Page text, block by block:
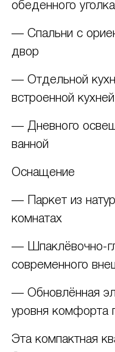
обеденного уголка
— Спальни с
двор
— Отдельной
встроенной кухней
— Дневного
ванной
Оснащение
— Паркет из
комнатах
— Шпаклёвочно-
современного
— Обновлённая
уровня комфорта
Эта компактная